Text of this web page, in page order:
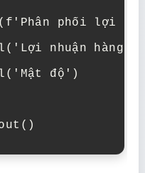
phối lợi
nhuận hàng
độ')